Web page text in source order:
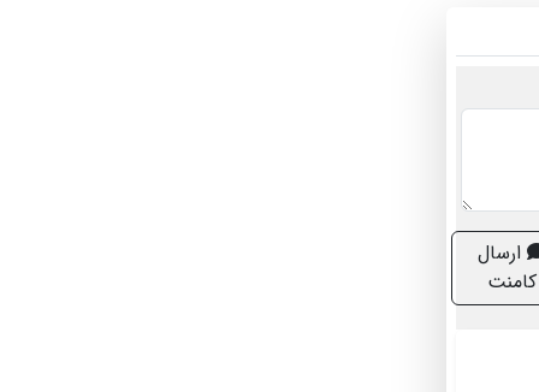
ارسال
کامنت